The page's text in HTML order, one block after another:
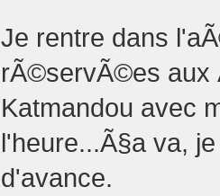
Je rentre dans
rÃ©servÃ©es aux
Katmandou avec
l'heure...Ã§a va,
d'avance.